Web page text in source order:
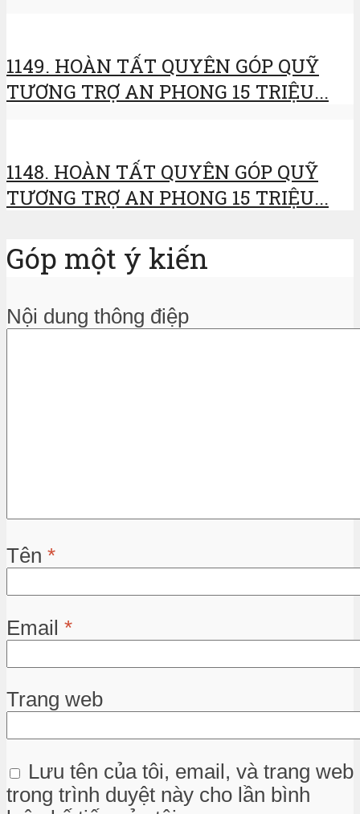
1149. HOÀN TẤT QUYÊN GÓP QUỸ
TƯƠNG TRỢ AN PHONG 15 TRIỆU...
1148. HOÀN TẤT QUYÊN GÓP QUỸ
TƯƠNG TRỢ AN PHONG 15 TRIỆU...
Góp một ý kiến
Nội dung thông điệp
Tên *
Email *
Trang web
Lưu tên của tôi, email, và trang web
trong trình duyệt này cho lần bình